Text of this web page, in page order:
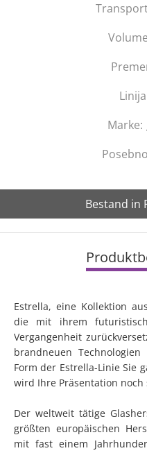
Marke:
Bestand in
Estrella, eine Kollektion
die mit ihrem
Vergangenheit
brandneuen
Form der Estrella-Linie Sie
wird Ihre Präsentation noch
Der weltweit tätige
größten europäischen
mit fast einem